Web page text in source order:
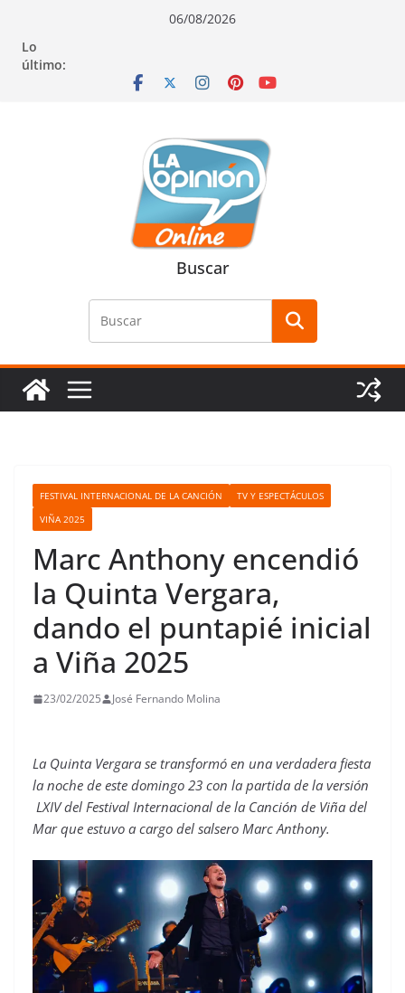
contenido
navegación
contenido
06/08/2026
Lo
último:
Buscar
FESTIVAL INTERNACIONAL DE LA CANCIÓN
TV Y ESPECTÁCULOS
VIÑA 2025
Marc Anthony encendió
la Quinta Vergara,
dando el puntapié inicial
a Viña 2025
23/02/2025 José Fernando Molina
La Quinta Vergara se transformó en una verdadera fiesta
la noche de este domingo 23 con la partida de la versión
LXIV del Festival Internacional de la Canción de Viña del
Mar que estuvo a cargo del salsero Marc Anthony.